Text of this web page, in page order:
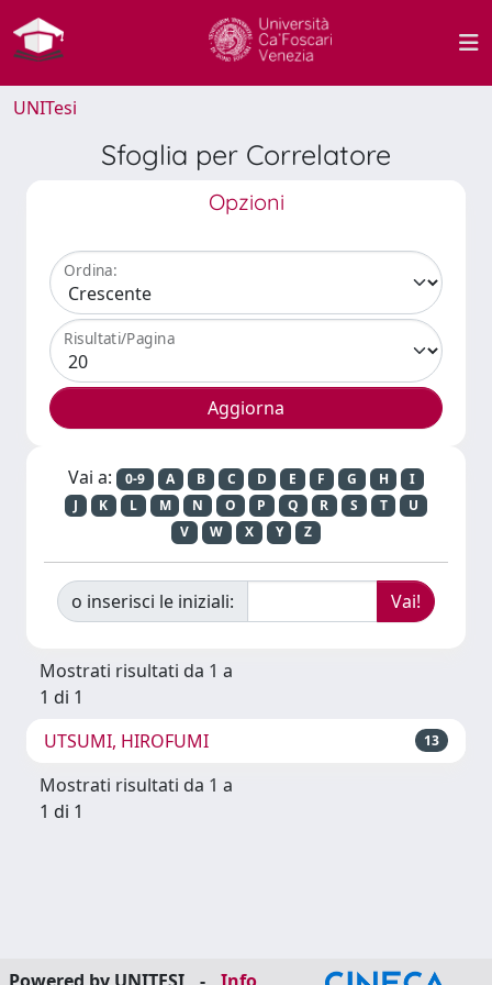
UNITesi
Sfoglia per Correlatore
Opzioni
Ordina:
Risultati/Pagina
Vai a: 0-9 A B C D E F G H
I
J
K L M N O P Q R S T
U
V
W X Y Z
o inserisci le iniziali:
Mostrati risultati da 1 a
1 di 1
UTSUMI, HIROFUMI
13
Mostrati risultati da 1 a
1 di 1